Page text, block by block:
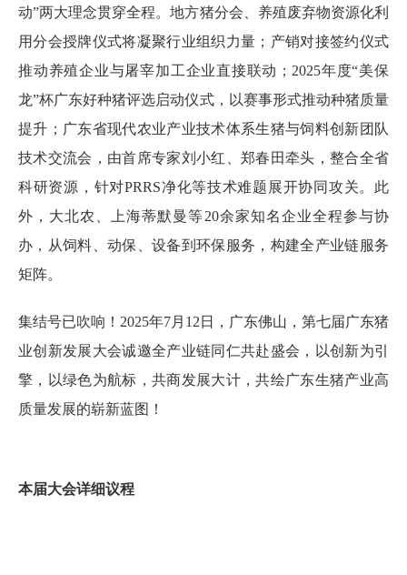
动”两大理念贯穿全程。地方猪分会、养殖废弃物资源化利
用分会授牌仪式将凝聚行业组织力量；产销对接签约仪式
推动养殖企业与屠宰加工企业直接联动；2025年度“美保
龙”杯广东好种猪评选启动仪式，以赛事形式推动种猪质量
提升；广东省现代农业产业技术体系生猪与饲料创新团队
技术交流会，由首席专家刘小红、郑春田牵头，整合全省
科研资源，针对PRRS净化等技术难题展开协同攻关。此
外，大北农、上海蒂默曼等20余家知名企业全程参与协
办，从饲料、动保、设备到环保服务，构建全产业链服务
矩阵。
集结号已吹响！2025年7月12日，广东佛山，第七届广东猪
业创新发展大会诚邀全产业链同仁共赴盛会，以创新为引
擎，以绿色为航标，共商发展大计，共绘广东生猪产业高
质量发展的崭新蓝图！
本届大会详细议程